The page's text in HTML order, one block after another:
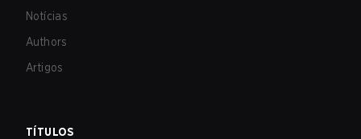
Notícias
Authors
Artigos
TÍTULOS